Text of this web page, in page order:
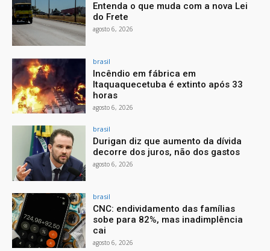
Entenda o que muda com a nova Lei
do Frete
agosto 6, 2026
brasil
Incêndio em fábrica em
Itaquaquecetuba é extinto após 33
horas
agosto 6, 2026
brasil
Durigan diz que aumento da dívida
decorre dos juros, não dos gastos
agosto 6, 2026
brasil
CNC: endividamento das famílias
sobe para 82%, mas inadimplência
cai
agosto 6, 2026